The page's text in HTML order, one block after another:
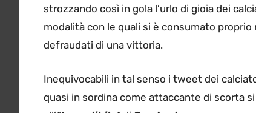
strozzando così in gola l’urlo di gioia dei
modalità con le quali si è consumato
defraudati di una vittoria.
Inequivocabili in tal senso i tweet dei
quasi in sordina come attaccante di scorta